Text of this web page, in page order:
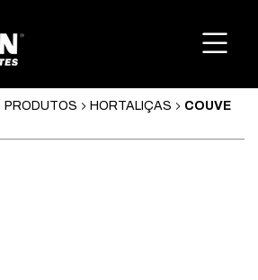
PRODUTOS HORTALIÇAS COUVE